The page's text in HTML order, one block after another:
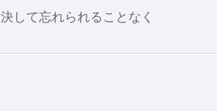
決して忘れられることなく